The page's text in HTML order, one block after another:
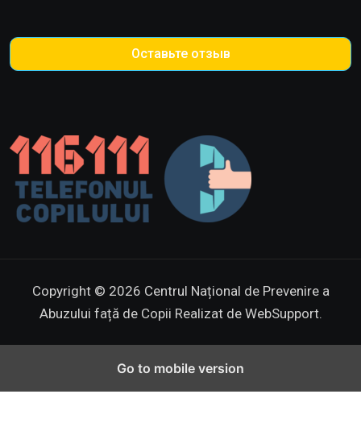
Оставьте отзыв
Copyright © 2026 Centrul Național de Prevenire a
Abuzului față de Copii Realizat de WebSupport.
Go to mobile version